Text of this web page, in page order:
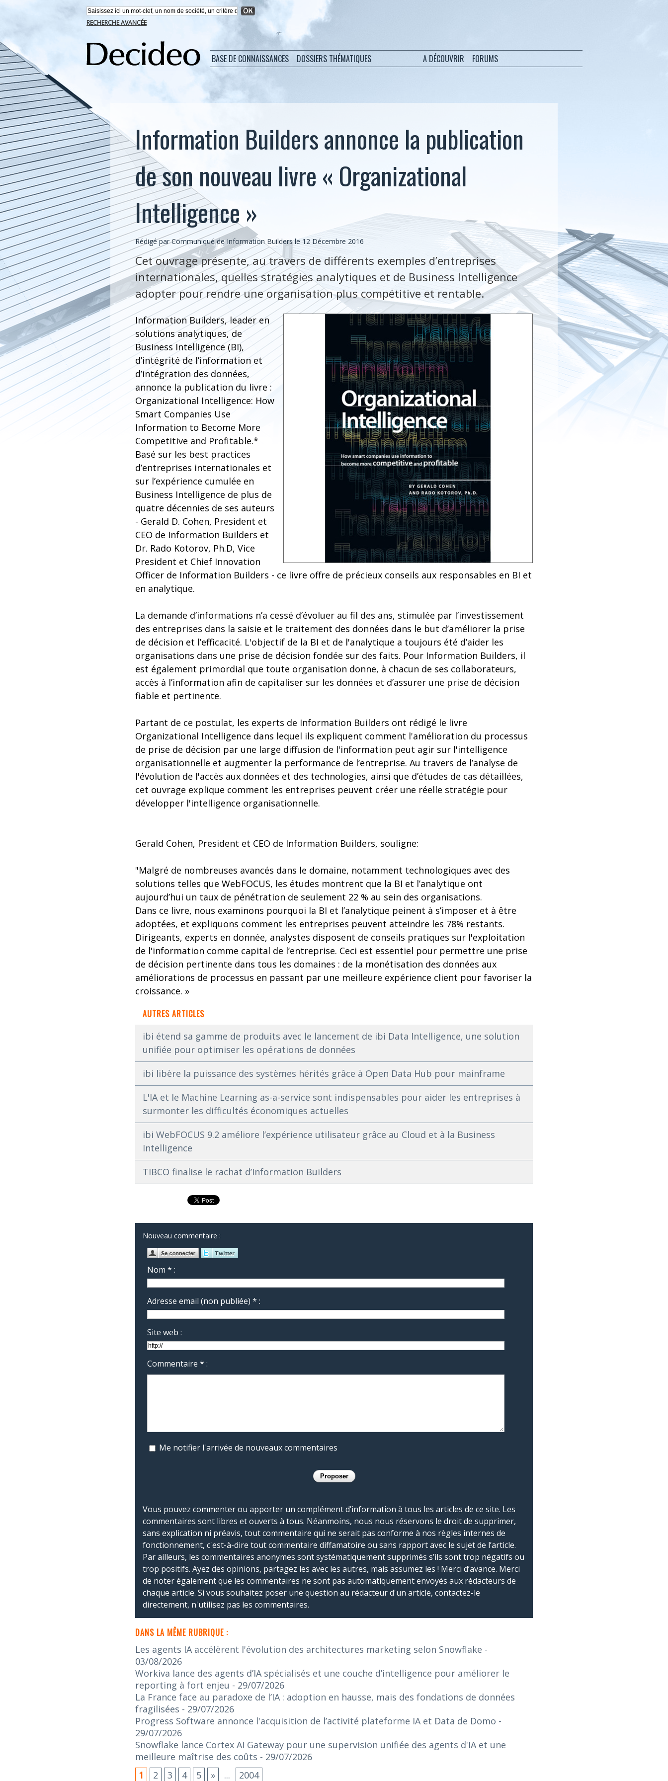
RECHERCHE AVANCÉE
BASE DE CONNAISSANCES DOSSIERS THÉMATIQUES A DÉCOUVRIR FORUMS
Information Builders annonce la publication
de son nouveau livre « Organizational
Intelligence »
Rédigé par Communiqué de Information Builders le 12 Décembre 2016
Cet ouvrage présente, au travers de différents exemples d’entreprises
internationales, quelles stratégies analytiques et de Business Intelligence
adopter pour rendre une organisation plus compétitive et rentable.
Information Builders, leader en
solutions analytiques, de
Business Intelligence (BI),
d’intégrité de l’information et
d’intégration des données,
annonce la publication du livre :
Organizational Intelligence: How
Smart Companies Use
Information to Become More
Competitive and Profitable.*
Basé sur les best practices
d’entreprises internationales et
sur l’expérience cumulée en
Business Intelligence de plus de
quatre décennies de ses auteurs
- Gerald D. Cohen, President et
CEO de Information Builders et
Dr. Rado Kotorov, Ph.D, Vice
President et Chief Innovation
Officer de Information Builders - ce livre offre de précieux conseils aux responsables en BI et
en analytique.
La demande d’informations n’a cessé d’évoluer au fil des ans, stimulée par l’investissement
des entreprises dans la saisie et le traitement des données dans le but d’améliorer la prise
de décision et l’efficacité. L'objectif de la BI et de l'analytique a toujours été d’aider les
organisations dans une prise de décision fondée sur des faits. Pour Information Builders, il
est également primordial que toute organisation donne, à chacun de ses collaborateurs,
accès à l’information afin de capitaliser sur les données et d’assurer une prise de décision
fiable et pertinente.
Partant de ce postulat, les experts de Information Builders ont rédigé le livre
Organizational Intelligence dans lequel ils expliquent comment l'amélioration du processus
de prise de décision par une large diffusion de l'information peut agir sur l'intelligence
organisationnelle et augmenter la performance de l’entreprise. Au travers de l’analyse de
l'évolution de l'accès aux données et des technologies, ainsi que d’études de cas détaillées,
cet ouvrage explique comment les entreprises peuvent créer une réelle stratégie pour
développer l'intelligence organisationnelle.
Gerald Cohen, President et CEO de Information Builders, souligne:
"Malgré de nombreuses avancés dans le domaine, notamment technologiques avec des
solutions telles que WebFOCUS, les études montrent que la BI et l’analytique ont
aujourd’hui un taux de pénétration de seulement 22 % au sein des organisations.
Dans ce livre, nous examinons pourquoi la BI et l’analytique peinent à s’imposer et à être
adoptées, et expliquons comment les entreprises peuvent atteindre les 78% restants.
Dirigeants, experts en donnée, analystes disposent de conseils pratiques sur l'exploitation
de l'information comme capital de l’entreprise. Ceci est essentiel pour permettre une prise
de décision pertinente dans tous les domaines : de la monétisation des données aux
améliorations de processus en passant par une meilleure expérience client pour favoriser la
croissance. »
AUTRES ARTICLES
ibi étend sa gamme de produits avec le lancement de ibi Data Intelligence, une solution
unifiée pour optimiser les opérations de données
ibi libère la puissance des systèmes hérités grâce à Open Data Hub pour mainframe
L'IA et le Machine Learning as-a-service sont indispensables pour aider les entreprises à
surmonter les difficultés économiques actuelles
ibi WebFOCUS 9.2 améliore l’expérience utilisateur grâce au Cloud et à la Business
Intelligence
TIBCO finalise le rachat d’Information Builders
Nouveau commentaire :
Nom * :
Adresse email (non publiée) * :
Site web :
Commentaire * :
Me notifier l'arrivée de nouveaux commentaires
Vous pouvez commenter ou apporter un complément d’information à tous les articles de ce site. Les
commentaires sont libres et ouverts à tous. Néanmoins, nous nous réservons le droit de supprimer,
sans explication ni préavis, tout commentaire qui ne serait pas conforme à nos règles internes de
fonctionnement, c'est-à-dire tout commentaire diffamatoire ou sans rapport avec le sujet de l’article.
Par ailleurs, les commentaires anonymes sont systématiquement supprimés s’ils sont trop négatifs ou
trop positifs. Ayez des opinions, partagez les avec les autres, mais assumez les ! Merci d’avance. Merci
de noter également que les commentaires ne sont pas automatiquement envoyés aux rédacteurs de
chaque article. Si vous souhaitez poser une question au rédacteur d'un article, contactez-le
directement, n'utilisez pas les commentaires.
DANS LA MÊME RUBRIQUE :
Les agents IA accélèrent l'évolution des architectures marketing selon Snowflake -
03/08/2026
Workiva lance des agents d’IA spécialisés et une couche d’intelligence pour améliorer le
reporting à fort enjeu - 29/07/2026
La France face au paradoxe de l’IA : adoption en hausse, mais des fondations de données
fragilisées - 29/07/2026
Progress Software annonce l'acquisition de l’activité plateforme IA et Data de Domo -
29/07/2026
Snowflake lance Cortex AI Gateway pour une supervision unifiée des agents d'IA et une
meilleure maîtrise des coûts - 29/07/2026
1
2 3 4 5 » ... 2004